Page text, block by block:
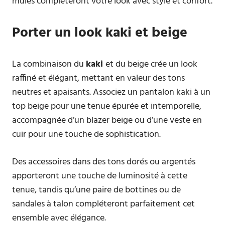
Porter un look kaki et beige
La combinaison du kaki et du beige crée un look
raffiné et élégant, mettant en valeur des tons
neutres et apaisants. Associez un pantalon kaki à un
top beige pour une tenue épurée et intemporelle,
accompagnée d’un blazer beige ou d’une veste en
cuir pour une touche de sophistication.
Des accessoires dans des tons dorés ou argentés
apporteront une touche de luminosité à cette
tenue, tandis qu’une paire de bottines ou de
sandales à talon compléteront parfaitement cet
ensemble avec élégance.